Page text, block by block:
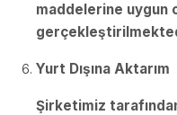
maddelerine uygun
Yurt Dışına Aktarım
Şirketimiz